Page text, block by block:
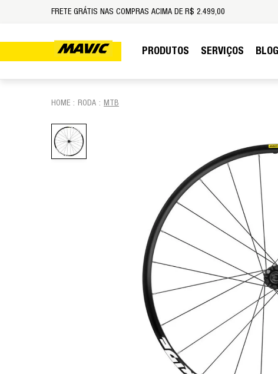
FRETE GRÁTIS NAS COMPRAS ACIMA DE R$ 2.499,00
PRODUTOS SERVIÇOS BLOG
RODA MTB